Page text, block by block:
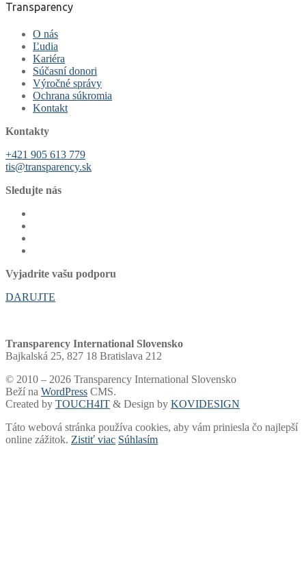
Transparency
O nás
Ľudia
Kariéra
Súčasní donori
Výročné správy
Ochrana súkromia
Kontakt
Kontakty
+421 905 613 779
tis@transparency.sk
Sledujte nás
Vyjadrite vašu podporu
DARUJTE
Transparency International Slovensko
Bajkalská 25, 827 18 Bratislava 212
© 2010 – 2026 Transparency International Slovensko
Beží na WordPress CMS.
Created by TOUCH4IT & Design by KOVIDESIGN
Táto webová stránka používa cookies, aby vám priniesla čo najlepší
online zážitok. Zistiť viac Súhlasím